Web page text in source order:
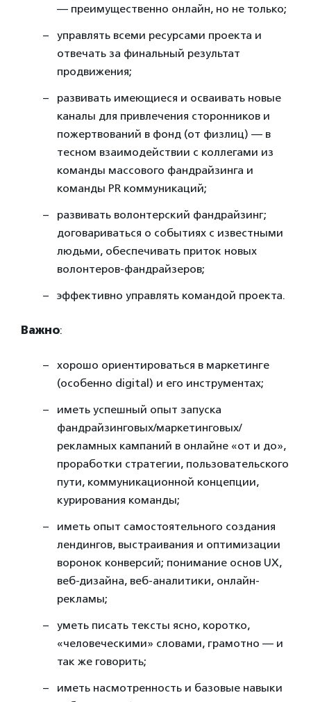
— преимущественно онлайн, но не только;
управлять всеми ресурсами проекта и
отвечать за финальный результат
продвижения;
развивать имеющиеся и осваивать новые
каналы для привлечения сторонников и
пожертвований в фонд (от физлиц) — в
тесном взаимодействии с коллегами из
команды массового фандрайзинга и
команды PR коммуникаций;
развивать волонтерский фандрайзинг;
договариваться о событиях с известными
людьми, обеспечивать приток новых
волонтеров-фандрайзеров;
эффективно управлять командой проекта.
Важно:
хорошо ориентироваться в маркетинге
(особенно digital) и его инструментах;
иметь успешный опыт запуска
фандрайзинговых/маркетинговых/
рекламных кампаний в онлайне «от и до»,
проработки стратегии, пользовательского
пути, коммуникационной концепции,
курирования команды;
иметь опыт самостоятельного создания
лендингов, выстраивания и оптимизации
воронок конверсий; понимание основ UX,
веб-дизайна, веб-аналитики, онлайн-
рекламы;
уметь писать тексты ясно, коротко,
«человеческими» словами, грамотно — и
так же говорить;
иметь насмотренность и базовые навыки